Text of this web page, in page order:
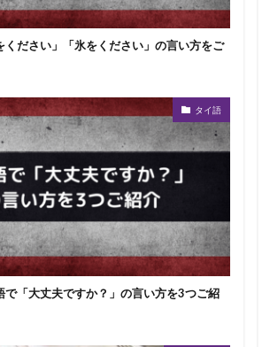
ください」「氷をください」の言い方をご
タイ語
で「大丈夫ですか？」の言い方を3つご紹